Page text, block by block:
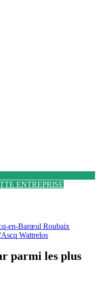
ENTREPRISE
en-Barœul Roubaix
Wattrelos
parmi les plus